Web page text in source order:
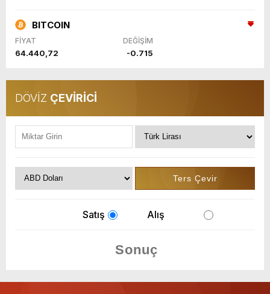
BITCOIN
FİYAT DEĞİŞİM
64.440,72 -0.715
DÖVİZ ÇEVİRİCİ
Satış Alış